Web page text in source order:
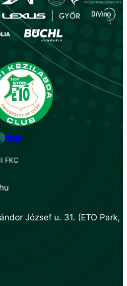
TEAM
FKC
József u. 31. (ETO Park,